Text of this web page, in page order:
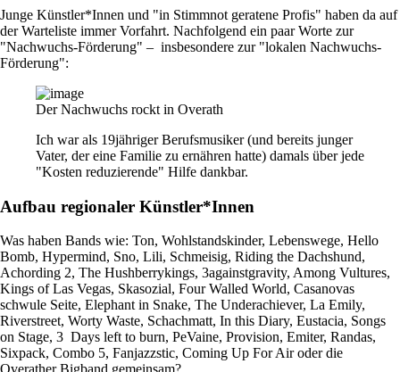
Junge Künstler*Innen und "in Stimmnot geratene Profis" haben da auf
der Warteliste immer Vorfahrt. Nachfolgend ein paar Worte zur
"Nachwuchs-Förderung" – insbesondere zur "lokalen Nachwuchs-
Förderung":
Der Nachwuchs rockt in Overath
Ich war als 19jähriger Berufsmusiker (und bereits junger
Vater, der eine Familie zu ernähren hatte) damals über jede
"Kosten reduzierende" Hilfe dankbar.
Aufbau regionaler Künstler*Innen
Was haben Bands wie: Ton, Wohlstandskinder, Lebenswege, Hello
Bomb, Hypermind, Sno, Lili, Schmeisig, Riding the Dachshund,
Achording 2, The Hushberrykings, 3againstgravity, Among Vultures,
Kings of Las Vegas, Skasozial, Four Walled World, Casanovas
schwule Seite, Elephant in Snake, The Underachiever, La Emily,
Riverstreet, Worty Waste, Schachmatt, In this Diary, Eustacia, Songs
on Stage, 3 Days left to burn, PeVaine, Provision, Emiter, Randas,
Sixpack, Combo 5, Fanjazzstic, Coming Up For Air oder die